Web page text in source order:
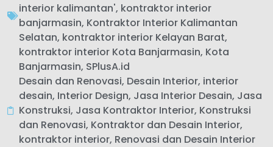
interior kalimantan', kontraktor interior
banjarmasin, Kontraktor Interior Kalimantan
Selatan, kontraktor interior Kelayan Barat,
kontraktor interior Kota Banjarmasin, Kota
Banjarmasin, SPlusA.id
Desain dan Renovasi, Desain Interior, interior
desain, Interior Design, Jasa Interior Desain, Jasa
Konstruksi, Jasa Kontraktor Interior, Konstruksi
dan Renovasi, Kontraktor dan Desain Interior,
kontraktor interior, Renovasi dan Desain Interior